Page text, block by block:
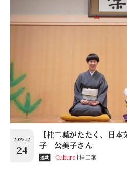
2025.12
24
【桂二葉がたたく、日
子 公美子さん
連載 Culture 桂二葉